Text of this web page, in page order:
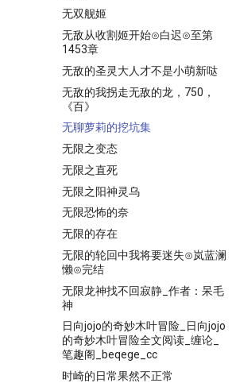
无双舰姬
无敌从收割姬开始⊙白迟⊙至第
1453章
无敌的圣灵大人才不是小萌新哒
无敌的我拐走无敌的龙，750，
《百》
无聊萝莉的挖坑集
无限之变态
无限之直死
无限之阳神灵乌
无限恐怖的奈
无限的存在
无限的轮回中我将要迷失⊙岚蓝澜
懒⊙完结
无限龙神找不回寂静_作者：呆毛
神
日向jojo的奇妙木叶冒险_日向jojo
的奇妙木叶冒险全文阅读_缠论_
笔趣阁_beqege_cc
时崎的日常果然不正常